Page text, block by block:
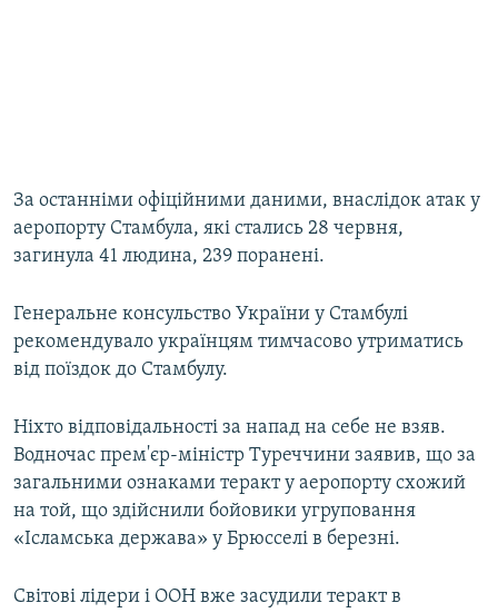
За останніми офіційними даними, внаслідок атак у
аеропорту Стамбула, які стались 28 червня,
загинула 41 людина, 239 поранені.
Генеральне консульство України у Стамбулі
рекомендувало українцям тимчасово утриматись
від поїздок до Стамбулу.
Ніхто відповідальності за напад на себе не взяв.
Водночас прем'єр-міністр Туреччини заявив, що за
загальними ознаками теракт у аеропорту схожий
на той, що здійснили бойовики угруповання
«Ісламська держава» у Брюсселі в березні.
Світові лідери і ООН вже засудили теракт в